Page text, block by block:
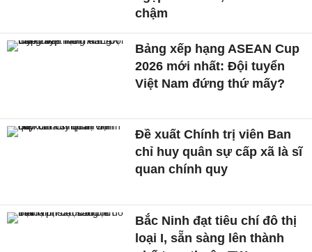
chậm
Bảng xếp hạng ASEAN Cup
2026 mới nhất: Đội tuyển
Việt Nam đứng thứ mấy?
Đề xuất Chính trị viên Ban
chỉ huy quân sự cấp xã là sĩ
quan chính quy
Bắc Ninh đạt tiêu chí đô thị
loại I, sẵn sàng lên thành